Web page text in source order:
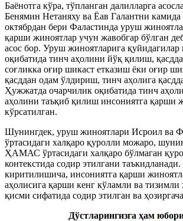
Баёнотга кўра, тўпланган далилларга
Бенямин Нетаняху ва Ёав Галантни
октябрдан бери Фаластинда уруш
қарши жиноятлар учун жавобгар бўлган
асос бор. Уруш жиноятларига қуйидагилар
оқибатида тинч аҳолини йўқ қилиш,
соғликка оғир шикаст етказиш ёки оғир
қасддан одам ўлдириш, тинч аҳолига
Ҳужжатда очарчилик оқибатида тинч
аҳолини таъқиб қилиш инсониятга қарши
кўрсатилган.
Шунингдек, уруш жиноятлари Исроил ва
ўртасидаги халқаро қуролли можаро,
ҲАМАС ўртасидаги халқаро бўлмаган
контекстида содир этилгани
киритилишича, инсониятга қарши
аҳолисига қарши кенг кўламли ва
қисми сифатида содир этилган ва
Дўстларингизга ҳам